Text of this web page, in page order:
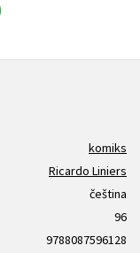
komiks
Ricardo Liniers
čeština
96
9788087596128